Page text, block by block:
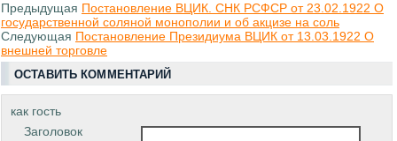
Предыдущая Постановление ВЦИК. СНК РСФСР от 23.02.1922 О
государственной соляной монополии и об акцизе на соль
Следующая Постановление Президиума ВЦИК от 13.03.1922 О
внешней торговле
ОСТАВИТЬ КОММЕНТАРИЙ
как гость
Заголовок